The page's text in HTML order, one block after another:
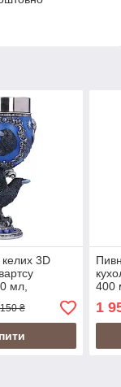
келих 3D
мл,
₴
400
1